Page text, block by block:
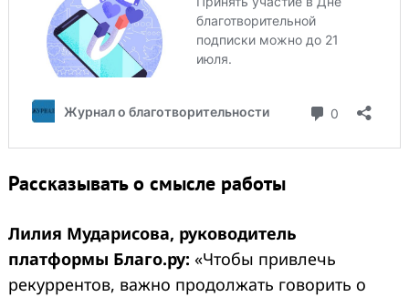
Рассказывать о смысле работы
Лилия Мударисова, руководитель
платформы Благо.ру: «Чтобы привлечь
рекуррентов, важно продолжать говорить о